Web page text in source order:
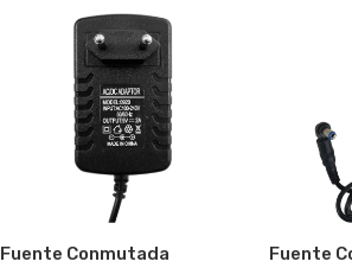
Fuente Conmutada
Fuente